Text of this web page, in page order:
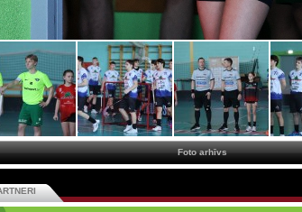
Foto arhīvs